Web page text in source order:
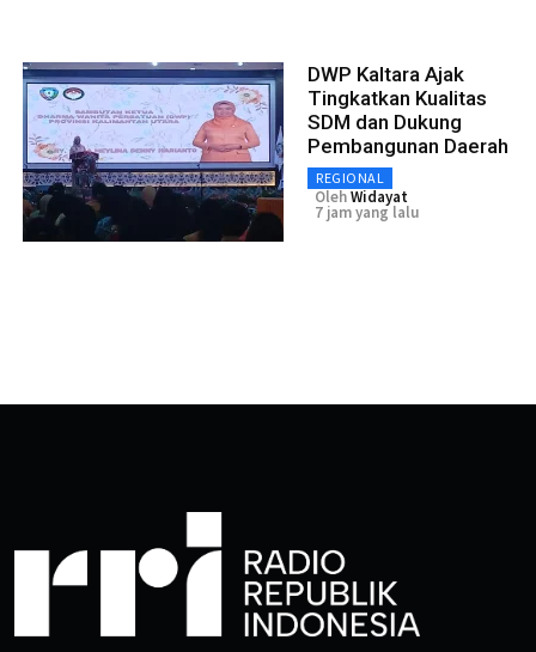
DWP Kaltara Ajak
Tingkatkan Kualitas
SDM dan Dukung
Pembangunan Daerah
REGIONAL
OlehWidayat
7 jam yang lalu